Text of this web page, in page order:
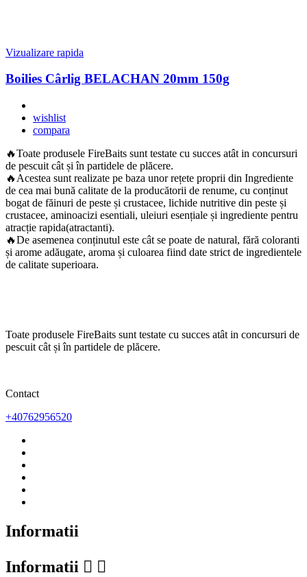
Vizualizare rapida
Boilies Cârlig BELACHAN 20mm 150g
wishlist
compara
🔥Toate produsele FireBaits sunt testate cu succes atât in concursuri
de pescuit cât și în partidele de plăcere.
🔥Acestea sunt realizate pe baza unor rețete proprii din Ingrediente
de cea mai bună calitate de la producătorii de renume, cu conținut
bogat de făinuri de peste și crustacee, lichide nutritive din peste și
crustacee, aminoacizi esentiali, uleiuri esențiale și ingrediente pentru
atracție rapida(atractanti).
🔥De asemenea conținutul este cât se poate de natural, fără coloranti
și arome adăugate, aroma și culoarea fiind date strict de ingredientele
de calitate superioara.
Toate produsele FireBaits sunt testate cu succes atât in concursuri de
pescuit cât și în partidele de plăcere.
Contact
+40762956520
Informatii
Informatii  